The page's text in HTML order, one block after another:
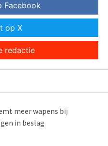
Facebook
op X
redactie
meer wapens bij
in beslag